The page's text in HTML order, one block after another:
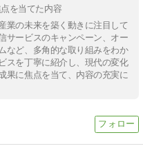
を当てた内容
業の未来を築く動きに注目して
サービスのキャンペーン、オー
など、多角的な取り組みをわか
スを丁寧に紹介し、現代の変化
果に焦点を当て、内容の充実に